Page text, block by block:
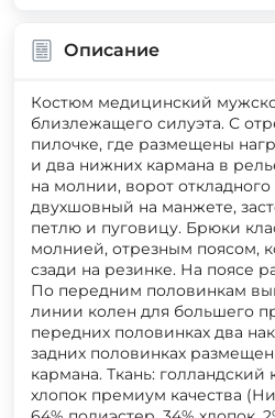
Описание
Костюм медицинский
близлежащего силуэта. С
пилочке, где размещены
и два нижних кармана в
на молнии, ворот
двухшовный на манжете,
петлю и пуговицу. Брюки
молнией, отрезным поясом,
сзади на резинке. На поясе
По передним половинкам
линии колен для большего
передних половинках два
задних половинках
кармана. Ткань:
хлопок премиум качества